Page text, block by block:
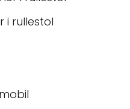
i rullestol